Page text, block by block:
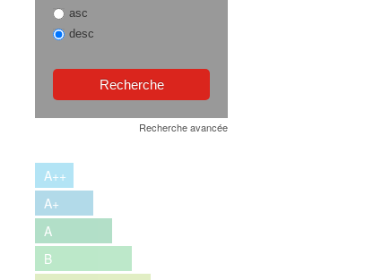
asc
desc
Recherche avancée
A++
A+
A
B